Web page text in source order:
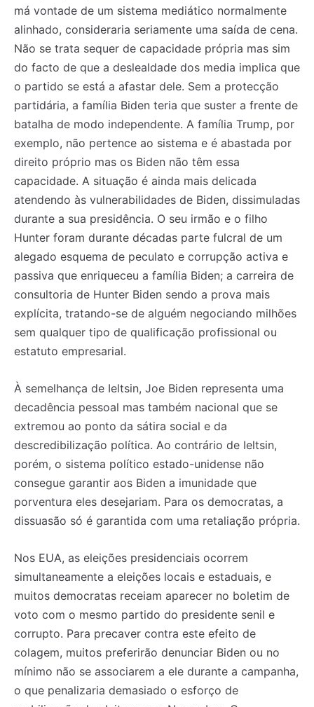
Registe-se na nossa lista de correio e receba mensalmente
no seu email os artigos do mês transacto, ilustrações e
novidades.Insira o seu endereço de email e clique para
subscrever:
Registe-se na nossa lista de correio e receba mensalmente
no seu email os artigos do mês transacto, ilustrações e
novidades.Insira o seu endereço de email e clique para
subscrever:
má vontade de um sistema mediático normalmente
alinhado, consideraria seriamente uma saída de cena.
Não se trata sequer de capacidade própria mas sim
do facto de que a deslealdade dos media implica que
o partido se está a afastar dele. Sem a protecção
partidária, a família Biden teria que suster a frente de
batalha de modo independente. A família Trump, por
exemplo, não pertence ao sistema e é abastada por
direito próprio mas os Biden não têm essa
capacidade. A situação é ainda mais delicada
atendendo às vulnerabilidades de Biden, dissimuladas
durante a sua presidência. O seu irmão e o filho
Hunter foram durante décadas parte fulcral de um
alegado esquema de peculato e corrupção activa e
passiva que enriqueceu a família Biden; a carreira de
consultoria de Hunter Biden sendo a prova mais
explícita, tratando-se de alguém negociando milhões
sem qualquer tipo de qualificação profissional ou
estatuto empresarial.
À semelhança de Ieltsin, Joe Biden representa uma
decadência pessoal mas também nacional que se
extremou ao ponto da sátira social e da
descredibilização política. Ao contrário de Ieltsin,
porém, o sistema político estado-unidense não
consegue garantir aos Biden a imunidade que
porventura eles desejariam. Para os democratas, a
dissuasão só é garantida com uma retaliação própria.
Nos EUA, as eleições presidenciais ocorrem
simultaneamente a eleições locais e estaduais, e
muitos democratas receiam aparecer no boletim de
voto com o mesmo partido do presidente senil e
corrupto. Para precaver contra este efeito de
colagem, muitos preferirão denunciar Biden ou no
mínimo não se associarem a ele durante a campanha,
o que penalizaria demasiado o esforço de